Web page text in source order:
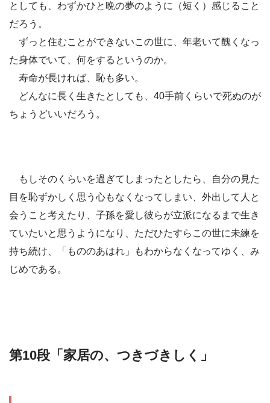
としても、わずかひと晩の夢のように（短く）感じること
だろう。
ずっと住むことができないこの世に、年老いて醜くなっ
た身体でいて、何をするというのか。
寿命が長ければ、恥も多い。
どんなに長く生きたとしても、40手前くらいで死ぬのが
ちょうどいいだろう。
もしそのくらいを過ぎてしまったとしたら、自分の見た
目を恥ずかしく思う心もなくなってしまい、外出して人と
会うこと考えたり、子孫を愛し彼らが立派になるまで生き
ていたいと思うようになり、ただひたすらこの世に未練を
持ち続け、「もののあはれ」もわからなくなってゆく、み
じめである。
第10段「家居の、つきづきしく」